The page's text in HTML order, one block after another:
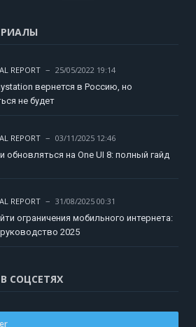
REPORT
25/05/2022 19:14
вернется в Россию, но
не будет
REPORT
03/11/2025 12:46
обновляться на One UI 8: полный гайд
REPORT
31/08/2025 00:31
ограничения мобильного интернета:
2025
СОЦСЕТЯХ